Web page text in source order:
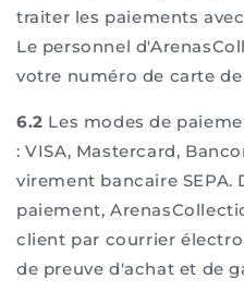
traiter les paiements
Le personnel
votre numéro de carte
6.2 Les modes de
: VISA, Mastercard,
virement bancaire SEPA.
paiement,
client par courrier
de preuve d'achat et de